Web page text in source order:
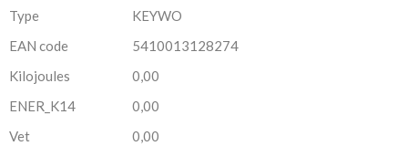
Type
KEYWO
EAN code
5410013128274
Kilojoules
0,00
ENER_K14
0,00
Vet
0,00